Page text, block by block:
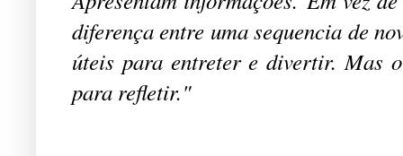
diferença entre uma sequencia de
úteis para entreter e divertir. Mas
para refletir."